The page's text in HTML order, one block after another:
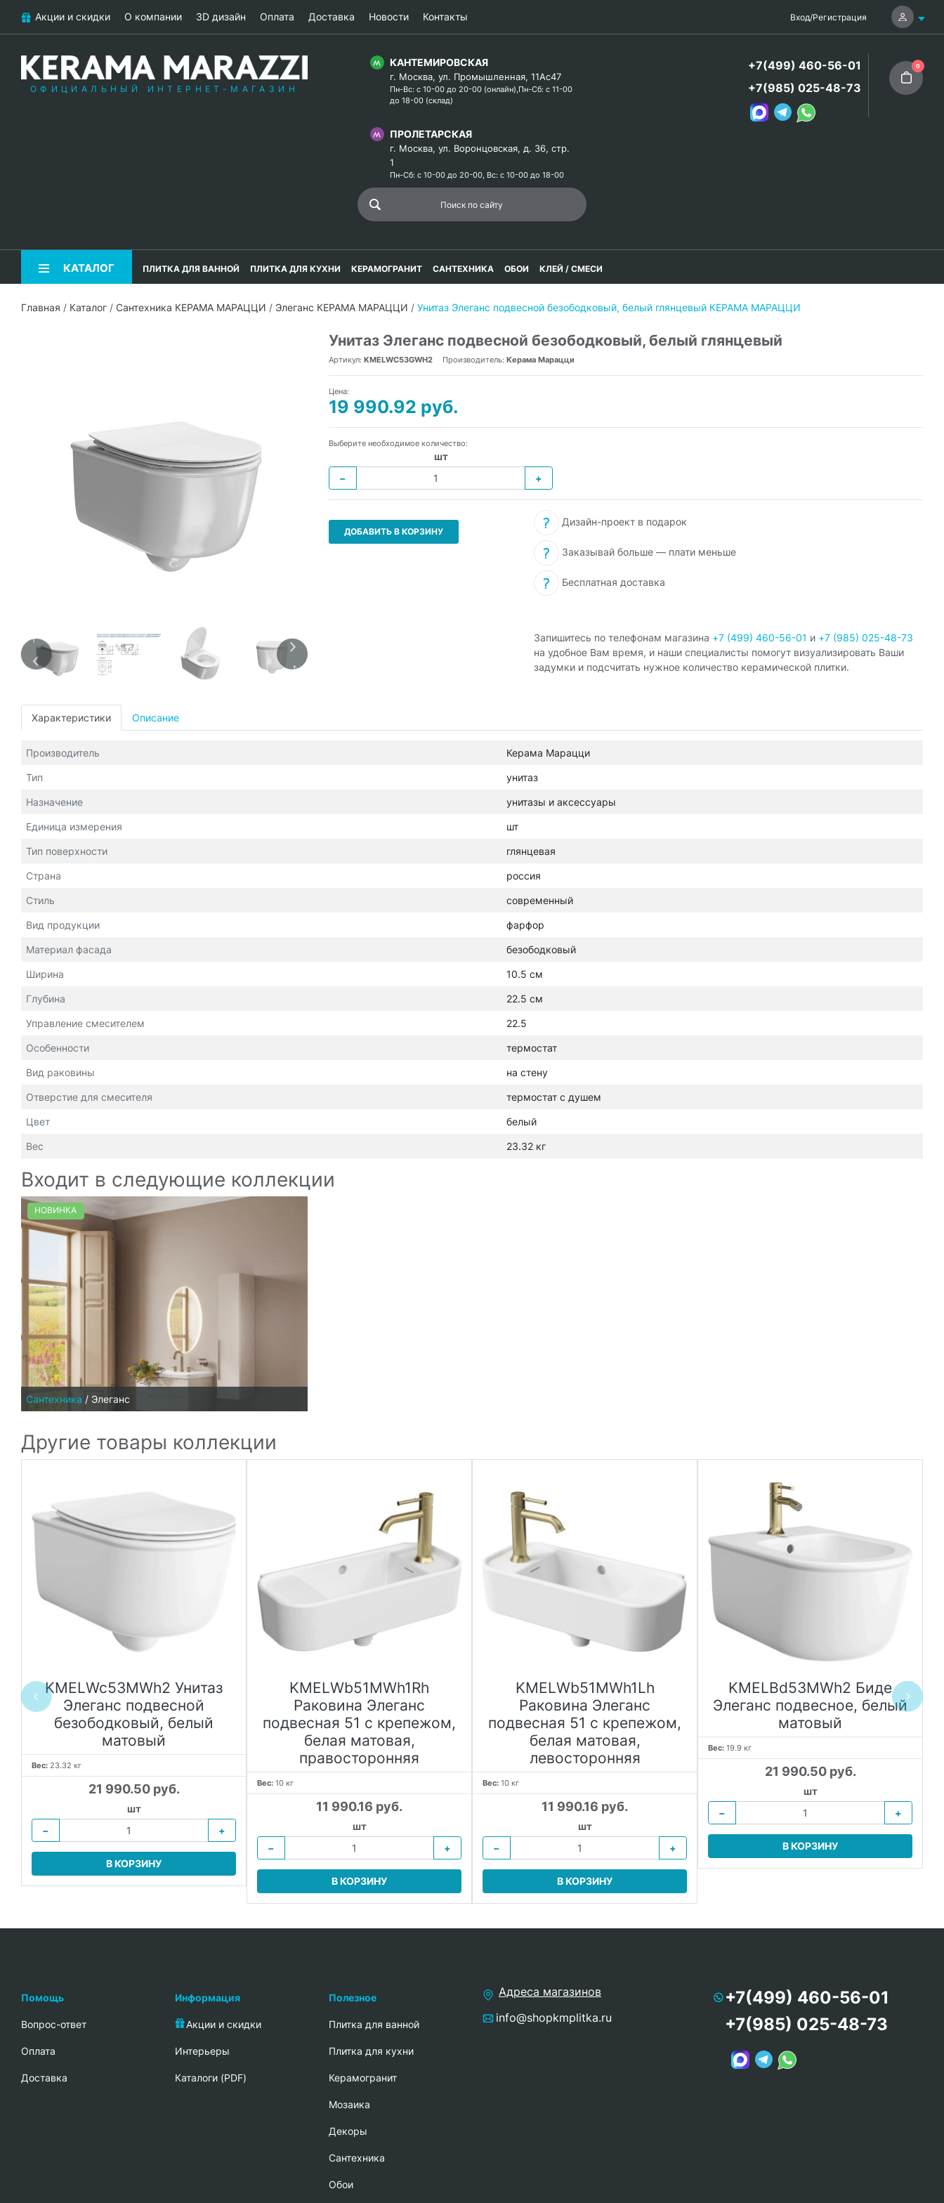
Акции и скидки О компании 3D дизайн Оплата Доставка Новости Контакты Вход/Регистрация
ОФИЦИАЛЬНЫЙ ИНТЕРНЕТ-МАГАЗИН
КАНТЕМИРОВСКАЯ
г. Москва, ул. Промышленная, 11Ас47
Пн-Вс: с 10-00 до 20-00 (онлайн),Пн-Сб: с 11-00
до 18-00 (склад)
ПРОЛЕТАРСКАЯ
г. Москва, ул. Воронцовская, д. 36, стр.
1
Пн-Сб: с 10-00 до 20-00, Вс: с 10-00 до 18-00
+7(499) 460-56-01
+7(985) 025-48-73
0
КАТАЛОГ ПЛИТКА ДЛЯ ВАННОЙ ПЛИТКА ДЛЯ КУХНИ КЕРАМОГРАНИТ САНТЕХНИКА ОБОИ КЛЕЙ / СМЕСИ
Главная / Каталог / Сантехника КЕРАМА МАРАЦЦИ / Элеганс КЕРАМА МАРАЦЦИ / Унитаз Элеганс подвесной безободковый, белый глянцевый КЕРАМА МАРАЦЦИ
Унитаз Элеганс подвесной безободковый, белый глянцевый
Артикул: KMELWC53GWH2 Производитель: Керама Марацци
Цена:
19 990.92 руб.
Выберите необходимое количество:
шт
−
+
ДОБАВИТЬ В КОРЗИНУ
Дизайн-проект в подарок
Заказывай больше — плати меньше
Бесплатная доставка
Запишитесь по телефонам магазина +7 (499) 460-56-01 и +7 (985) 025-48-73
на удобное Вам время, и наши специалисты помогут визуализировать Ваши
задумки и подсчитать нужное количество керамической плитки.
Характеристики Описание
Производитель Керама Марацци
Тип унитаз
Назначение унитазы и аксессуары
Единица измерения шт
Тип поверхности глянцевая
Страна россия
Стиль современный
Вид продукции фарфор
Материал фасада безободковый
Ширина 10.5 см
Глубина 22.5 см
Управление смесителем 22.5
Особенности термостат
Вид раковины на стену
Отверстие для смесителя термостат с душем
Цвет белый
Вес 23.32 кг
Входит в следующие коллекции
НОВИНКА
Сантехника / Элеганс
Другие товары коллекции
KMELWc53MWh2 Унитаз
Элеганс подвесной
безободковый, белый
матовый
Вес: 23.32 кг
21 990.50 руб.
шт
−
+
В КОРЗИНУ
KMELWb51MWh1Rh
Раковина Элеганс
подвесная 51 с крепежом,
белая матовая,
правосторонняя
Вес: 10 кг
11 990.16 руб.
шт
−
+
В КОРЗИНУ
KMELWb51MWh1Lh
Раковина Элеганс
подвесная 51 с крепежом,
белая матовая,
левосторонняя
Вес: 10 кг
11 990.16 руб.
шт
−
+
В КОРЗИНУ
KMELBd53MWh2 Биде
Элеганс подвесное, белый
матовый
Вес: 19.9 кг
21 990.50 руб.
шт
−
+
В КОРЗИНУ
Помощь
Вопрос-ответ
Oплата
Доставка
Информация
Акции и скидки
Интерьеры
Каталоги (PDF)
Полезное
Плитка для ванной
Плитка для кухни
Керамогранит
Мозаика
Декоры
Сантехника
Обои
Адреса магазинов
info@shopkmplitka.ru
+7(499) 460-56-01
+7(985) 025-48-73